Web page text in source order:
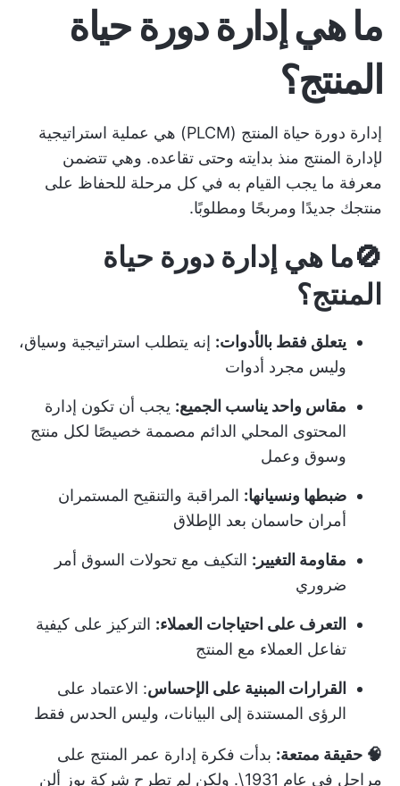
ما هي إدارة دورة حياة
المنتج؟
إدارة دورة حياة المنتج (PLCM) هي عملية استراتيجية
لإدارة المنتج منذ بدايته وحتى تقاعده. وهي تتضمن
معرفة ما يجب القيام به في كل مرحلة للحفاظ على
منتجك جديدًا ومربحًا ومطلوبًا.
🚫ما هي إدارة دورة حياة
المنتج؟
يتعلق فقط بالأدوات: إنه يتطلب استراتيجية وسياق،
وليس مجرد أدوات
مقاس واحد يناسب الجميع: يجب أن تكون إدارة
المحتوى المحلي الدائم مصممة خصيصًا لكل منتج
وسوق وعمل
ضبطها ونسيانها: المراقبة والتنقيح المستمران
أمران حاسمان بعد الإطلاق
مقاومة التغيير: التكيف مع تحولات السوق أمر
ضروري
التعرف على احتياجات العملاء: التركيز على كيفية
تفاعل العملاء مع المنتج
القرارات المبنية على الإحساس: الاعتماد على
الرؤى المستندة إلى البيانات، وليس الحدس فقط
🧠 حقيقة ممتعة: بدأت فكرة إدارة عمر المنتج على
مراحل في عام 1931\. ولكن لم تطرح شركة بوز ألن